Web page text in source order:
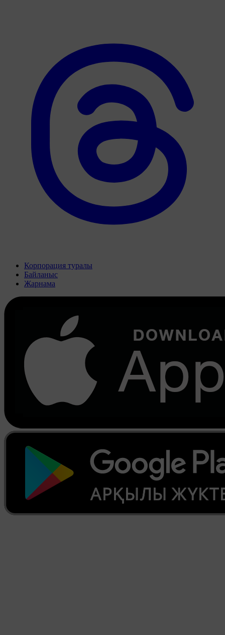
Корпорация туралы
Байланыс
Жарнама